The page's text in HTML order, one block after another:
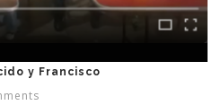
y Francisco